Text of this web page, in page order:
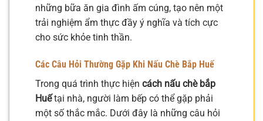
những bữa ăn gia đình ấm cúng, tạo nên một
trải nghiệm ẩm thực đầy ý nghĩa và tích cực
cho sức khỏe tinh thần.
Các Câu Hỏi Thường Gặp Khi Nấu Chè Bắp Huế
Trong quá trình thực hiện cách nấu chè bắp
Huếtại nhà, người làm bếp có thể gặp phải
một số thắc mắc. Dưới đây là những câu hỏi